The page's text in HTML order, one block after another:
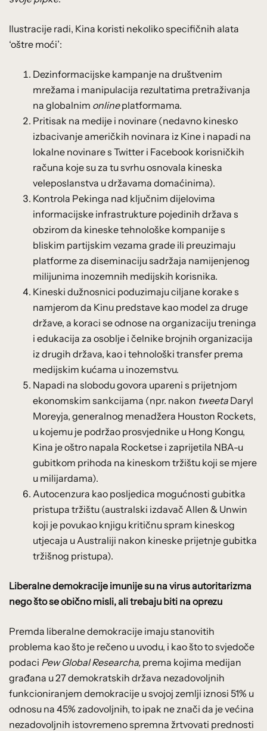
Ilustracije radi, Kina koristi nekoliko specifičnih alata
‘oštre moći’:
Dezinformacijske kampanje na društvenim
mrežama i manipulacija rezultatima pretraživanja
na globalnim onlineplatformama.
Pritisak na medije i novinare (nedavno kinesko
izbacivanje američkih novinara iz Kine i napadi na
lokalne novinare s Twitter i Facebook korisničkih
računa koje su za tu svrhu osnovala kineska
veleposlanstva u državama domaćinima).
Kontrola Pekinga nad ključnim dijelovima
informacijske infrastrukture pojedinih država s
obzirom da kineske tehnološke kompanije s
bliskim partijskim vezama grade ili preuzimaju
platforme za diseminaciju sadržaja namijenjenog
milijunima inozemnih medijskih korisnika.
Kineski dužnosnici poduzimaju ciljane korake s
namjerom da Kinu predstave kao model za druge
države, a koraci se odnose na organizaciju treninga
i edukacija za osoblje i čelnike brojnih organizacija
iz drugih država, kao i tehnološki transfer prema
medijskim kućama u inozemstvu.
Napadi na slobodu govora upareni s prijetnjom
ekonomskim sankcijama (npr. nakon tweeta Daryl
Moreyja, generalnog menadžera Houston Rockets,
u kojemu je podržao prosvjednike u Hong Kongu,
Kina je oštro napala Rocketse i zaprijetila NBA-u
gubitkom prihoda na kineskom tržištu koji se mjere
u milijardama).
Autocenzura kao posljedica mogućnosti gubitka
pristupa tržištu (australski izdavač Allen & Unwin
koji je povukao knjigu kritičnu spram kineskog
utjecaja u Australiji nakon kineske prijetnje gubitka
tržišnog pristupa).
Liberalne demokracije imunije su na virus autoritarizma
nego što se obično misli, ali trebaju biti na oprezu
Premda liberalne demokracije imaju stanovitih
problema kao što je rečeno u uvodu, i kao što to svjedoče
podaci Pew Global Researcha, prema kojima medijan
građana u 27 demokratskih država nezadovoljnih
funkcioniranjem demokracije u svojoj zemlji iznosi 51% u
odnosu na 45% zadovoljnih, to ipak ne znači da je većina
nezadovoljnih istovremeno spremna žrtvovati prednosti